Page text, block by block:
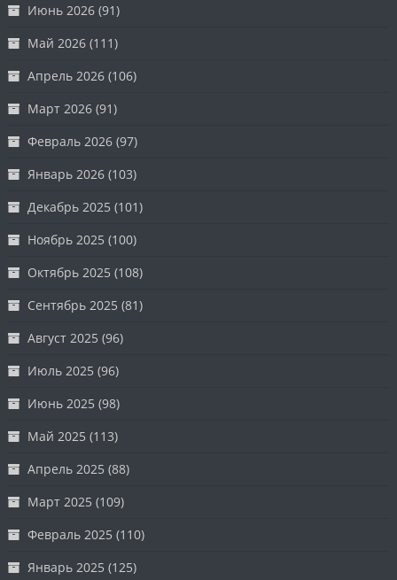
Июнь 2026 (91)
Май 2026 (111)
Апрель 2026 (106)
Март 2026 (91)
Февраль 2026 (97)
Январь 2026 (103)
Декабрь 2025 (101)
Ноябрь 2025 (100)
Октябрь 2025 (108)
Сентябрь 2025 (81)
Август 2025 (96)
Июль 2025 (96)
Июнь 2025 (98)
Май 2025 (113)
Апрель 2025 (88)
Март 2025 (109)
Февраль 2025 (110)
Январь 2025 (125)